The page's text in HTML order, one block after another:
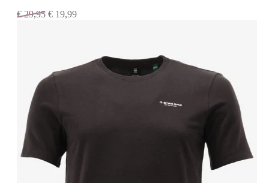
€29,95 € 19,99